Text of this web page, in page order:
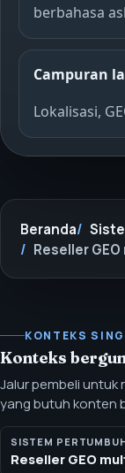
berbahasa
Campuran
Lokalisasi,
Beranda
Reseller
KONTEKS
Konteks
Jalur pembeli untuk
yang butuh konten
Jalur ini cocok
visibilitas
slug lokal, dan
SISTEM
Reseller GEO